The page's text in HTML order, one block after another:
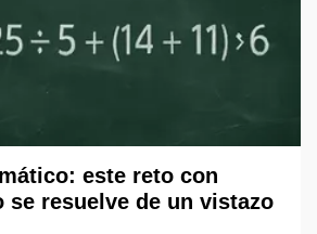
este reto con
se resuelve de un vistazo